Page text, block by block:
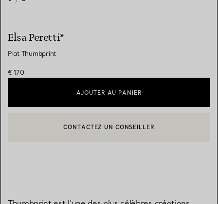
Elsa Peretti®
Plat Thumbprint
€ 170
AJOUTER AU PANIER
CONTACTER UN CONSEILLER CLIENT OU PRENDRE RENDEZ-